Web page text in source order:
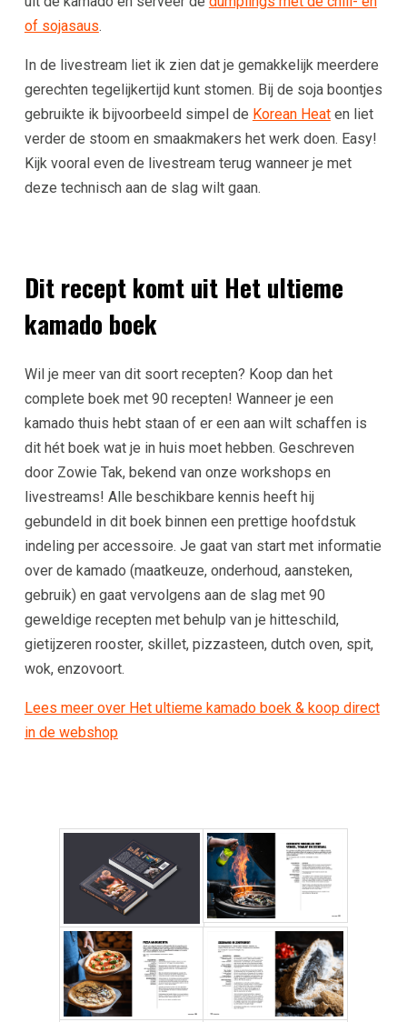
of sojasaus.
In de livestream liet ik zien dat je gemakkelijk meerdere
gerechten tegelijkertijd kunt stomen. Bij de soja boontjes
gebruikte ik bijvoorbeeld simpel de Korean Heaten liet
verder de stoom en smaakmakers het werk doen. Easy!
Kijk vooral even de livestream terug wanneer je met
deze technisch aan de slag wilt gaan.
Dit recept komt uit Het ultieme
kamado boek
Wil je meer van dit soort recepten? Koop dan het
complete boek met 90 recepten! Wanneer je een
kamado thuis hebt staan of er een aan wilt schaffen is
dit hét boek wat je in huis moet hebben. Geschreven
door Zowie Tak, bekend van onze workshops en
livestreams! Alle beschikbare kennis heeft hij
gebundeld in dit boek binnen een prettige hoofdstuk
indeling per accessoire. Je gaat van start met informatie
over de kamado (maatkeuze, onderhoud, aansteken,
gebruik) en gaat vervolgens aan de slag met 90
geweldige recepten met behulp van je hitteschild,
gietijzeren rooster, skillet, pizzasteen, dutch oven, spit,
wok, enzovoort.
Lees meer over Het ultieme kamado boek & koop direct
in de webshop